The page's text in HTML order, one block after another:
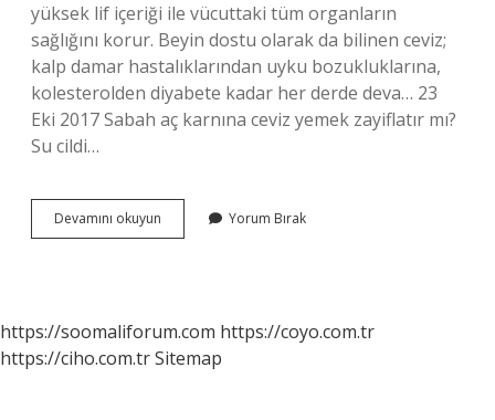
yüksek lif içeriği ile vücuttaki tüm organların
sağlığını korur. Beyin dostu olarak da bilinen ceviz;
kalp damar hastalıklarından uyku bozukluklarına,
kolesterolden diyabete kadar her derde deva… 23
Eki 2017 Sabah aç karnına ceviz yemek zayiflatır mı?
Su cildi…
Devamını okuyun
Aç
Yarar
Yorum Bırak
https://soomaliforum.com https://coyo.com.tr
https://ciho.com.trSitemap